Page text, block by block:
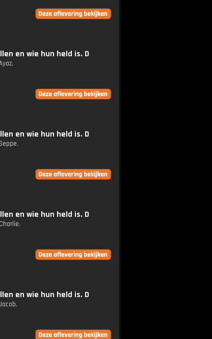
en wie hun held is. D
en wie hun held is. D
en wie hun held is. D
en wie hun held is. D